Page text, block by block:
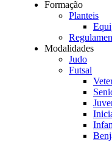
Formação
Planteis
Modalidades
Judo
Futsal